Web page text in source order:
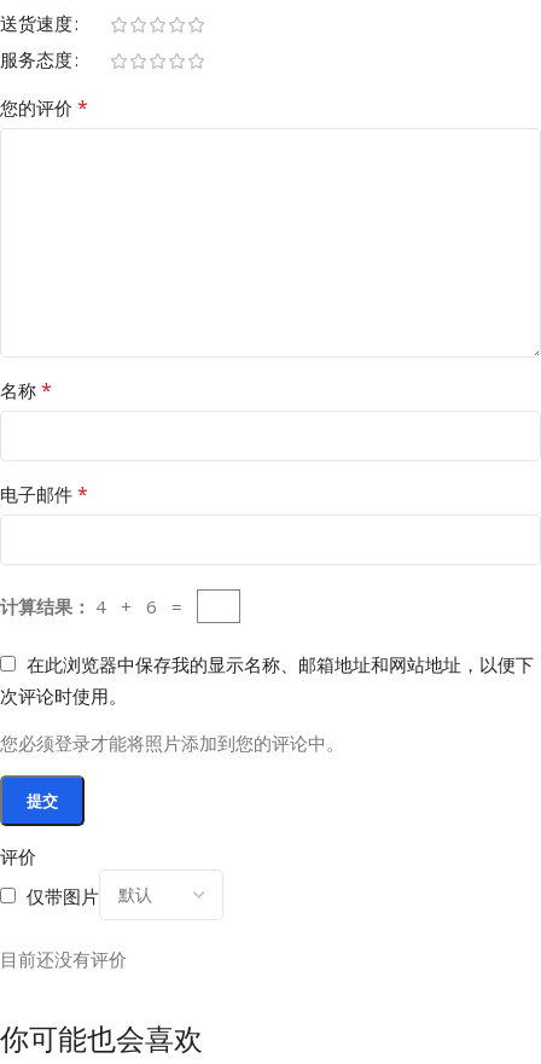
评价
仅带图片
目前还没有评价
送货速度
服务态度
您的评价 *
名称 *
电子邮件 *
计算结果： 4 + 6 =
在此浏览器中保存我的显示名称、邮箱地址和网站地址，以便下
次评论时使用。
您必须登录才能将照片添加到您的评论中。
你可能也会喜欢